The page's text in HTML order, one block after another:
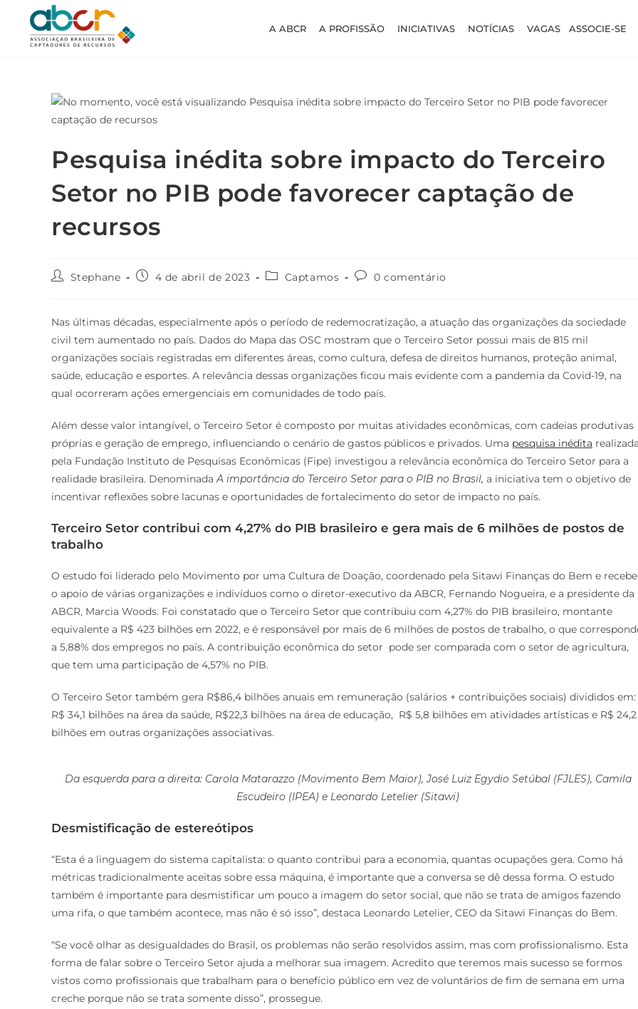
A ABCR A PROFISSÃO INICIATIVAS NOTÍCIAS VAGAS ASSOCIE-SE
Pesquisa inédita sobre impacto do Terceiro
Setor no PIB pode favorecer captação de
recursos
Stephane 4 de abril de 2023 Captamos 0 comentário
Nas últimas décadas, especialmente após o período de redemocratização, a atuação das organizações da sociedade
civil tem aumentado no país. Dados do Mapa das OSC mostram que o Terceiro Setor possui mais de 815 mil
organizações sociais registradas em diferentes áreas, como cultura, defesa de direitos humanos, proteção animal,
saúde, educação e esportes. A relevância dessas organizações ficou mais evidente com a pandemia da Covid-19, na
qual ocorreram ações emergenciais em comunidades de todo país.
Além desse valor intangível, o Terceiro Setor é composto por muitas atividades econômicas, com cadeias produtivas
próprias e geração de emprego, influenciando o cenário de gastos públicos e privados. Uma pesquisa inédita
pela Fundação Instituto de Pesquisas Econômicas (Fipe) investigou a relevância econômica do Terceiro Setor para a
realidade brasileira. DenominadaA importância do Terceiro Setor para o PIB no Brasil, a iniciativa tem o objetivo de
incentivar reflexões sobre lacunas e oportunidades de fortalecimento do setor de impacto no país.
Terceiro Setor contribui com 4,27% do PIB brasileiro e gera mais de 6 milhões de postos de
trabalho
O estudo foi liderado pelo Movimento por uma Cultura de Doação, coordenado pela Sitawi Finanças do Bem e
o apoio de várias organizações e indivíduos como o diretor-executivo da ABCR, Fernando Nogueira, e a presidente da
ABCR, Marcia Woods. Foi constatado que o Terceiro Setor que contribuiu com 4,27% do PIB brasileiro, montante
equivalente a R$ 423 bilhões em 2022, e é responsável por mais de 6 milhões de postos de trabalho, o que
a 5,88% dos empregos no país. A contribuição econômica do setor pode ser comparada com o setor de agricultura,
que tem uma participação de 4,57% no PIB.
O Terceiro Setor também gera R$86,4 bilhões anuais em remuneração (salários + contribuições sociais) divididos em:
R$ 34,1 bilhões na área da saúde, R$22,3 bilhões na área de educação, R$ 5,8 bilhões em atividades artísticas e R$ 24,2
bilhões em outras organizações associativas.
Da esquerda para a direita: Carola Matarazzo (Movimento Bem Maior), José Luiz Egydio Setúbal (FJLES), Camila
Escudeiro (IPEA) e Leonardo Letelier (Sitawi)
Desmistificação de estereótipos
“Esta é a linguagem do sistema capitalista: o quanto contribui para a economia, quantas ocupações gera. Como há
métricas tradicionalmente aceitas sobre essa máquina, é importante que a conversa se dê dessa forma. O estudo
também é importante para desmistificar um pouco a imagem do setor social, que não se trata de amigos fazendo
uma rifa, o que também acontece, mas não é só isso”, destaca Leonardo Letelier, CEO da Sitawi Finanças do Bem.
“Se você olhar as desigualdades do Brasil, os problemas não serão resolvidos assim, mas com profissionalismo. Esta
forma de falar sobre o Terceiro Setor ajuda a melhorar sua imagem. Acredito que teremos mais sucesso se formos
vistos como profissionais que trabalham para o benefício público em vez de voluntários de fim de semana em uma
creche porque não se trata somente disso”, prossegue.